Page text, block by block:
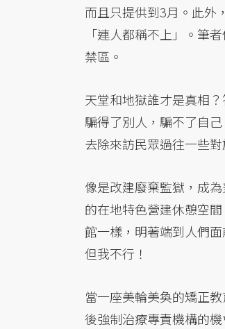
而且只提供到3月。此外
「連人都稱不上」。筆
禁區。
天堂和地獄誰才是真相
騙得了別人，騙不了自
去除來訪民眾過往一些
像是改建廢棄監獄，成
的在地特色營建休憩空
館一樣，明著端到人們
但我不行！
當一座美輪美奐的矯正
後強制治療專責機構的